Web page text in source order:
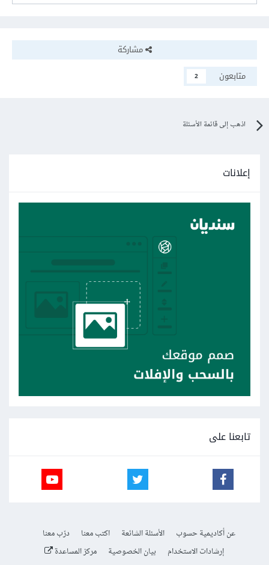
مشاركة
متابعون
2
اذهب إلى قائمة الأسئلة
إعلانات
تابعنا على
عن أكاديمية حسوب الأسئلة الشائعة اكتب معنا
درّب معنا
إرشادات الاستخدام
بيان الخصوصية مركز المساعدة